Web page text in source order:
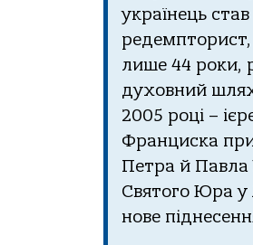
українець
лише 44 роки,
духовний
2005 році –
Франциска
Петра й Павла
Святого Юра у
нове